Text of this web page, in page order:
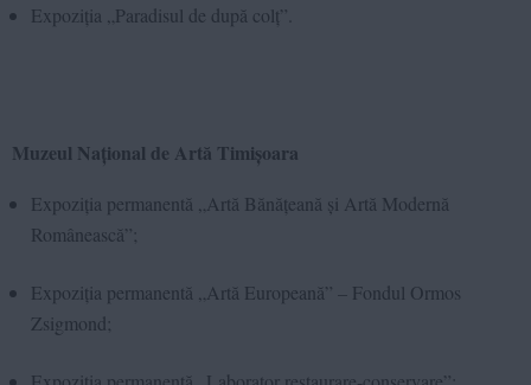
Expoziția „Paradisul de după colț”.
Muzeul Național de Artă Timișoara
Expoziția permanentă „Artă Bănățeană și Artă Modernă
Românească”;
Expoziția permanentă „Artă Europeană” – Fondul Ormos
Zsigmond;